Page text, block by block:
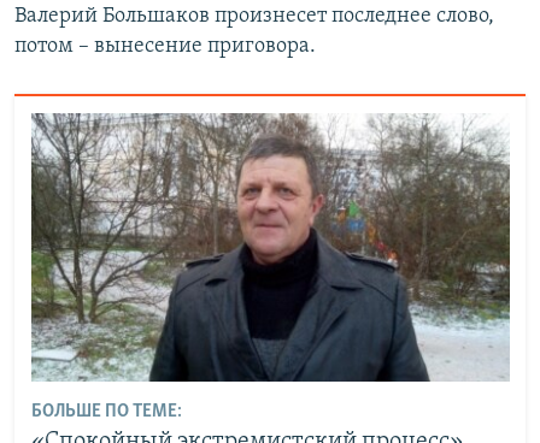
Валерий Большаков произнесет последнее слово,
потом – вынесение приговора.
БОЛЬШЕ ПО ТЕМЕ: